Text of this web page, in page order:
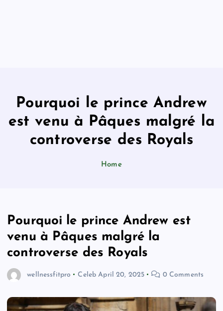
Pourquoi le prince Andrew
est venu à Pâques malgré la
controverse des Royals
Home
Pourquoi le prince Andrew est
venu à Pâques malgré la
controverse des Royals
wellnessfitpro Celeb April 20, 2025 0 Comments